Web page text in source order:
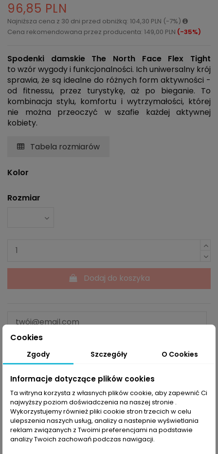
96,85 PLN
Najniższa cena z 30 dni przed obniżką: 104,30 PLN (-7%)
Cena rekomendowana przez producenta: 149,00 PLN (-35%)
Spodenki damskie The North Face Flex Tight
to wzór wygody i funkcjonalności. Ich uniwersalny krój
sprawia, że są idealne do różnych form aktywności -
od fitnessu, przez turystykę, aż po bieganie. To
kombinacja stylu, komfortu i wytrzymałości, której
nie można przeoczyć w szafie każdej aktywnej
kobiety.
Tabela rozmiarów
Kolor
Rozmiar
Dodaj do koszyka
Opis
Spodenki damskie The North Face Flex
Cookies
Zgody Szczegóły O Cookies
Informacje dotyczące plików cookies
Ta witryna korzysta z własnych plików cookie, aby zapewnić Ci
najwyższy poziom doświadczenia na naszej stronie .
Wykorzystujemy również pliki cookie stron trzecich w celu
ulepszenia naszych usług, analizy a nastepnie wyświetlania
reklam związanych z Twoimi preferencjami na podstawie
analizy Twoich zachowań podczas nawigacji.